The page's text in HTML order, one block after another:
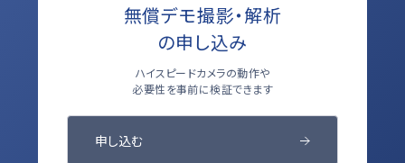
無償デモ撮影・解析
の申し込み
ハイスピードカメラの動作や
必要性を事前に検証できます
申し込む